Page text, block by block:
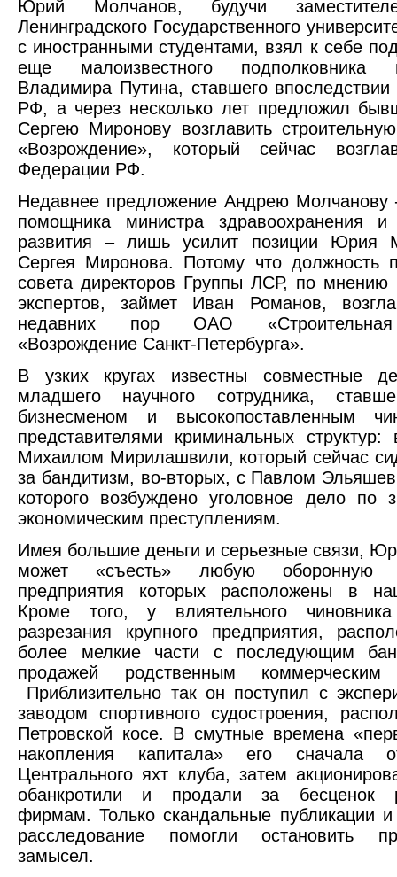
Юрий Молчанов, будучи
Ленинградского Государственного
с иностранными студентами, взял к себе
еще малоизвестного подполковника
Владимира Путина, ставшего впоследствии
РФ, а через несколько лет предложил
Сергею Миронову возглавить
«Возрождение», который сейчас
Федерации РФ.
Недавнее предложение Андрею Молчанову
помощника министра здравоохранения и
развития – лишь усилит позиции Юрия
Сергея Миронова. Потому что должность
совета директоров Группы ЛСР, по мнению
экспертов, займет Иван Романов,
недавних пор ОАО
«Возрождение Санкт-Петербурга».
В узких кругах известны совместные
младшего научного сотрудника,
бизнесменом и высокопоставленным
представителями криминальных
Михаилом Мирилашвили, который сейчас
за бандитизм, во-вторых, с Павлом
которого возбуждено уголовное дело по
экономическим преступлениям.
Имея большие деньги и серьезные связи,
может «съесть» любую оборонную
предприятия которых расположены в
Кроме того, у влиятельного
разрезания крупного предприятия,
более мелкие части с последующим
продажей родственным коммерческим
Приблизительно так он поступил с
заводом спортивного судостроения,
Петровской косе. В смутные времена
накопления капитала» его сначала
Центрального яхт клуба, затем
обанкротили и продали за бесценок
фирмам. Только скандальные публикации и
расследование помогли остановить
замысел.